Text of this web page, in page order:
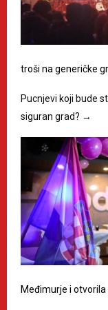
troši na generičke
Pucnjevi koji bude
siguran grad? →
Međimurje i